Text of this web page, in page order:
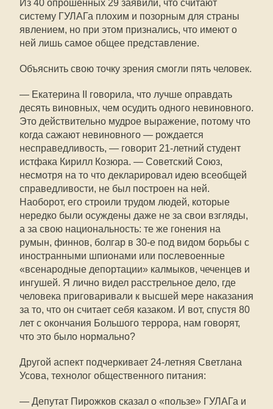
Из 40 опрошенных 29 заявили, что считают
систему ГУЛАГа плохим и позорным для страны
явлением, но при этом признались, что имеют о
ней лишь самое общее представление.
Объяснить свою точку зрения смогли пять человек.
— Екатерина II говорила, что лучше оправдать
десять виновных, чем осудить одного невиновного.
Это действительно мудрое выражение, потому что
когда сажают невиновного — рождается
несправедливость, — говорит 21-летний студент
истфака Кирилл Козюра. — Советский Союз,
несмотря на то что декларировал идею всеобщей
справедливости, не был построен на ней.
Наоборот, его строили трудом людей, которые
нередко были осуждены даже не за свои взгляды,
а за свою национальность: те же гонения на
румын, финнов, болгар в 30-е под видом борьбы с
иностранными шпионами или послевоенные
«всенародные депортации» калмыков, чеченцев и
ингушей. Я лично видел расстрельное дело, где
человека приговаривали к высшей мере наказания
за то, что он считает себя казаком. И вот, спустя 80
лет с окончания Большого террора, нам говорят,
что это было нормально?
Другой аспект подчеркивает 24-летняя Светлана
Усова, технолог общественного питания:
— Депутат Пирожков сказал о «пользе» ГУЛАГа и